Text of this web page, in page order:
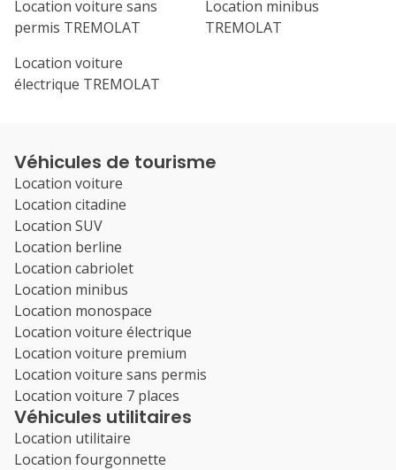
Location voiture sans
permis TREMOLAT
Location minibus
TREMOLAT
Location voiture
électrique TREMOLAT
Véhicules de tourisme
Location voiture
Location citadine
Location SUV
Location berline
Location cabriolet
Location minibus
Location monospace
Location voiture électrique
Location voiture premium
Location voiture sans permis
Location voiture 7 places
Véhicules utilitaires
Location utilitaire
Location fourgonnette